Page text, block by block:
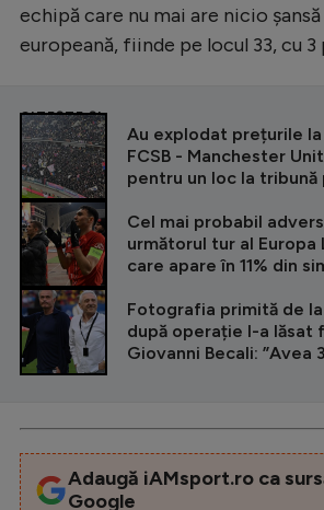
echipă care nu mai are nicio
europeană, fiinde pe locul 33, cu 3
CITEȘTE ȘI
Au explodat prețurile
FCSB - Manchester
pentru un loc la tribună
Cel mai probabil
următorul tur al Europa
care apare în 11% din
Fotografia primită de
după operație l-a lăsat
Giovanni Becali: ”Avea
Adaugă iAMsport.ro ca
Google